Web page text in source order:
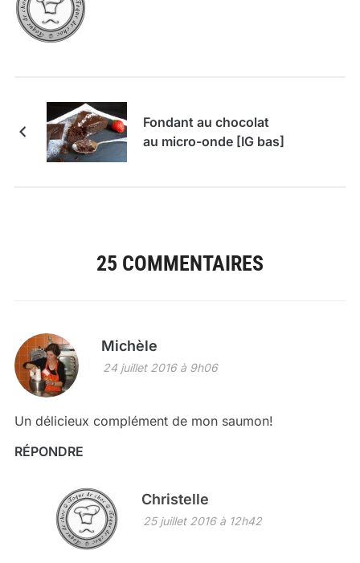
Fondant au chocolat
au micro-onde [IG bas]
25 COMMENTAIRES
Michèle
24 juillet 2016 à 9h06
Un délicieux complément de mon saumon!
RÉPONDRE
Christelle
25 juillet 2016 à 12h42